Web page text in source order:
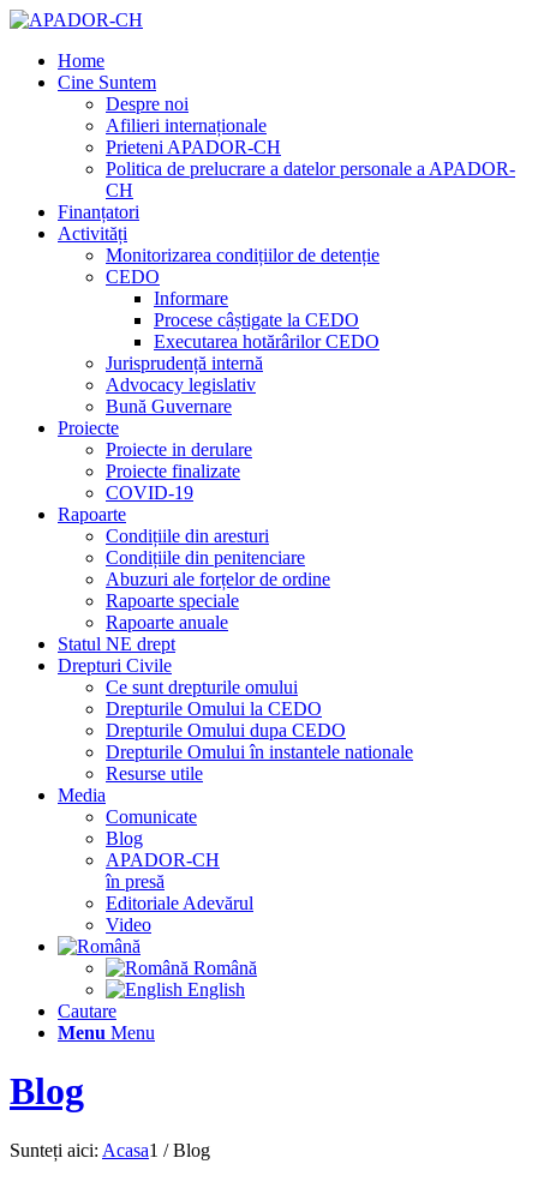
Home
Cine Suntem
Despre noi
Afilieri internaționale
Prieteni APADOR-CH
Politica de prelucrare a datelor personale a APADOR-
CH
Finanțatori
Activități
Monitorizarea condițiilor de detenție
CEDO
Informare
Procese câștigate la CEDO
Executarea hotărârilor CEDO
Jurisprudență internă
Advocacy legislativ
Bună Guvernare
Proiecte
Proiecte in derulare
Proiecte finalizate
COVID-19
Rapoarte
Condițiile din aresturi
Condițiile din penitenciare
Abuzuri ale forțelor de ordine
Rapoarte speciale
Rapoarte anuale
Statul NE drept
Drepturi Civile
Ce sunt drepturile omului
Drepturile Omului la CEDO
Drepturile Omului dupa CEDO
Drepturile Omului în instantele nationale
Resurse utile
Media
Comunicate
Blog
APADOR-CH
în presă
Editoriale Adevărul
Video
Română
English
Cautare
Menu Menu
Blog
Sunteți aici: Acasa1 / Blog